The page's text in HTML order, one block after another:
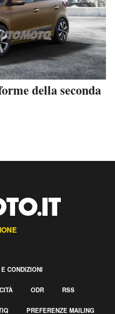
della seconda
CONDIZIONI
ODR RSS
PREFERENZE MAILING